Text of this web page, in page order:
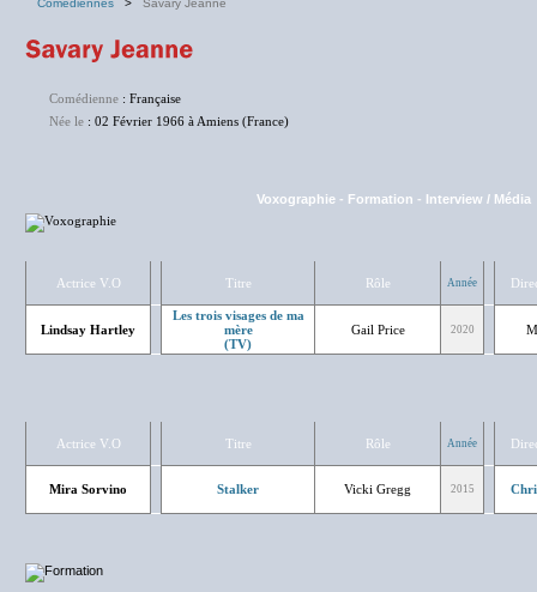
Comediennes > Savary Jeanne
Comédienne : Française
Née le : 02 Février 1966 à Amiens (France)
Voxographie - Formation - Interview / Média
Actrice V.O Titre Rôle Année
Lindsay Hartley
Les trois visages de ma
mère
(TV)
Gail Price 2020
Actrice V.O Titre Rôle Année
Mira Sorvino Stalker Vicki Gregg 2015